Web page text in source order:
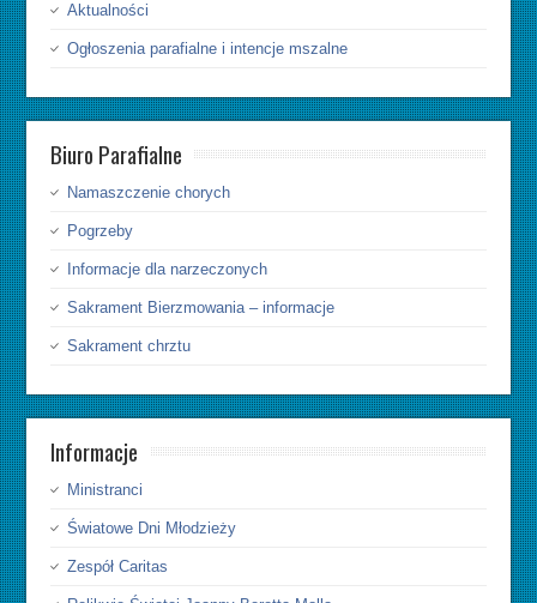
Aktualności
Ogłoszenia parafialne i intencje mszalne
Biuro Parafialne
Namaszczenie chorych
Pogrzeby
Informacje dla narzeczonych
Sakrament Bierzmowania – informacje
Sakrament chrztu
Informacje
Ministranci
Światowe Dni Młodzieży
Zespół Caritas